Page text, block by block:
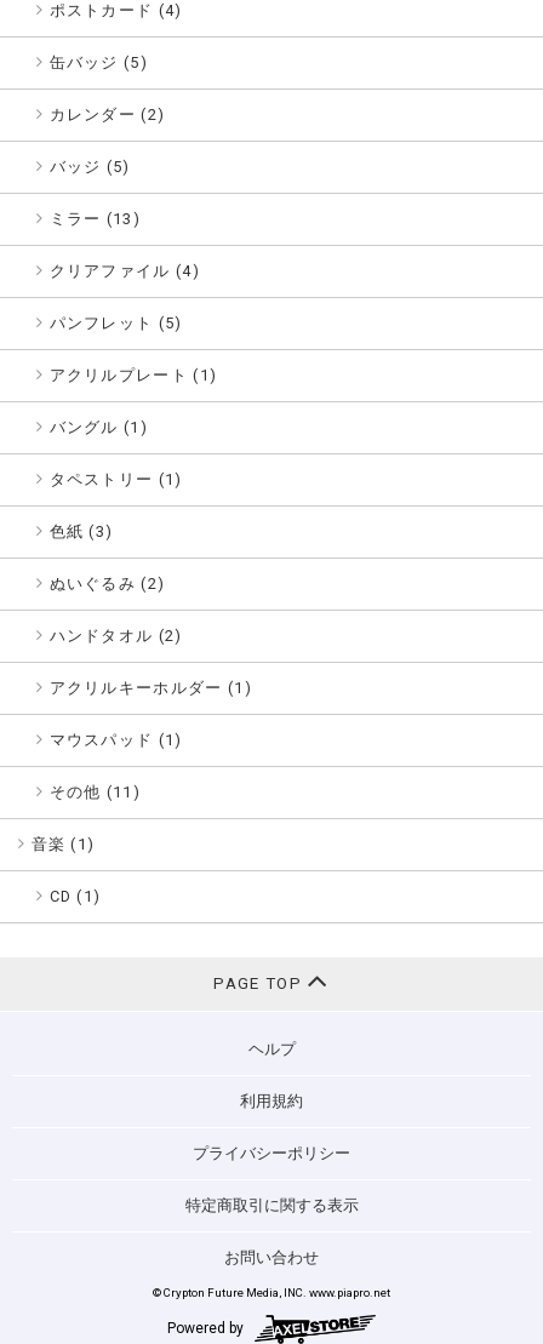
ポストカード (4)
缶バッジ (5)
カレンダー (2)
バッジ (5)
ミラー (13)
クリアファイル (4)
パンフレット (5)
アクリルプレート (1)
バングル (1)
タペストリー (1)
色紙 (3)
ぬいぐるみ (2)
ハンドタオル (2)
アクリルキーホルダー (1)
マウスパッド (1)
その他 (11)
音楽 ( 1)
CD (1)
PAGE TOP
ヘルプ
利用規約
プライバシーポリシー
特定商取引に関する表示
お問い合わせ
© Crypton Future Media, INC. www.piapro.net
Powered by